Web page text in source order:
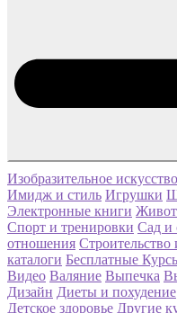
Изобразительное искусство
Имидж и стиль Игрушки
Электронные книги
Спорт и тренировки Сад и
отношения Строительство
каталоги Бесплатные
Видео Валяние Выпечка
Дизайн Диеты и похудение
Детское здоровье Другие